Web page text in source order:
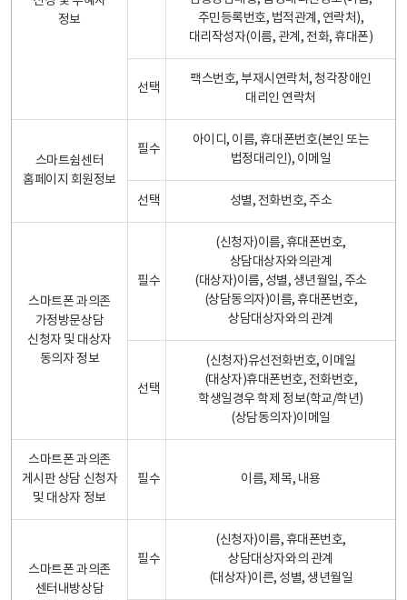
정보
주민등록번호, 법적관계, 연락처),
대리작성자(이름, 관계, 전화, 휴대폰)
선택
팩스번호, 부재시연락처, 청각장애인
대리인 연락처
스마트쉼센터
홈페이지 회원정보
필수
아이디, 이름, 휴대폰번호(본인 또는
법정대리인), 이메일
선택 성별, 전화번호, 주소
스마트폰 과의존
가정방문상담
신청자 및 대상자
동의자 정보
필수
(신청자)이름, 휴대폰번호,
상담대상자와의관계
(대상자)이름, 성별, 생년월일, 주소
(상담동의자)이름, 휴대폰번호,
상담대상자와의 관계
선택
(신청자)유선전화번호, 이메일
(대상자)휴대폰번호, 전화번호,
학생일경우 학제 정보(학교/학년)
(상담동의자)이메일
스마트폰 과의존
게시판 상담 신청자
및 대상자 정보
필수 이름, 제목, 내용
스마트폰 과의존
센터내방상담
필수
(신청자)이름, 휴대폰번호,
상담대상자와의 관계
(대상자)이른, 성별, 생년월일